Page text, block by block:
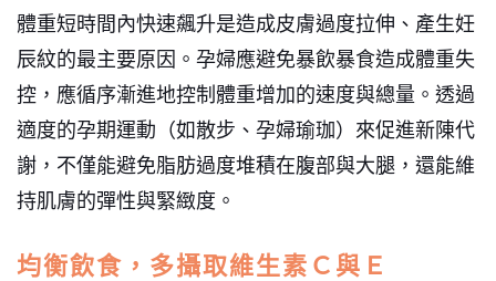
體重短時間內快速飆升是造成皮膚過度拉伸、產生妊
辰紋的最主要原因。孕婦應避免暴飲暴食造成體重失
控，應循序漸進地控制體重增加的速度與總量。透過
適度的孕期運動（如散步、孕婦瑜珈）來促進新陳代
謝，不僅能避免脂肪過度堆積在腹部與大腿，還能維
持肌膚的彈性與緊緻度。
均衡飲食，多攝取維生素Ｃ與Ｅ